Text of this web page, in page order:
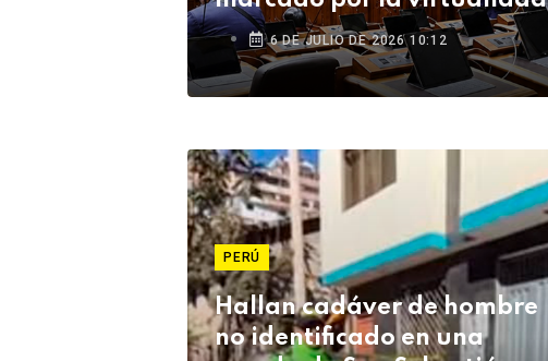
6 DE JULIO DE 2026 10:12
PERÚ
Hallan cadáver de hombre
no identificado en una